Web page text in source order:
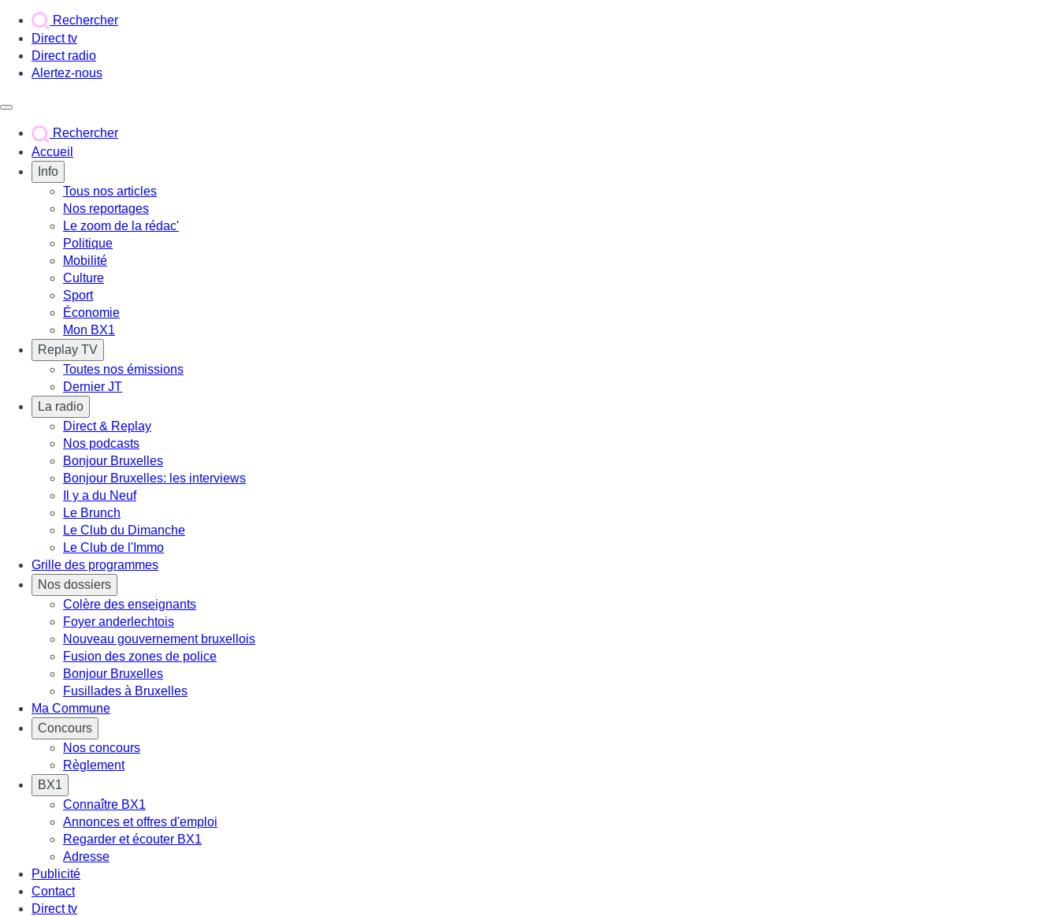
Rechercher
Direct tv
Direct radio
Alertez-nous
Rechercher
Accueil
Info
Tous nos articles
Nos reportages
Le zoom de la rédac'
Politique
Mobilité
Culture
Sport
Économie
Mon BX1
Replay TV
Toutes nos émissions
Dernier JT
La radio
Direct & Replay
Nos podcasts
Bonjour Bruxelles
Bonjour Bruxelles: les interviews
Il y a du Neuf
Le Brunch
Le Club du Dimanche
Le Club de l'Immo
Grille des programmes
Nos dossiers
Colère des enseignants
Foyer anderlechtois
Nouveau gouvernement bruxellois
Fusion des zones de police
Bonjour Bruxelles
Fusillades à Bruxelles
Ma Commune
Concours
Nos concours
Règlement
BX1
Connaître BX1
Annonces et offres d'emploi
Regarder et écouter BX1
Adresse
Publicité
Contact
Direct tv